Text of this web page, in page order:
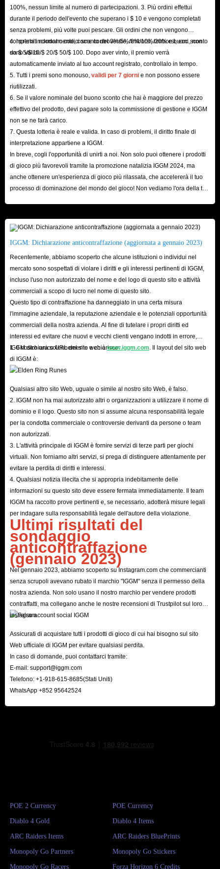
Naturalmente, comprendiamo perfettamente anche la tua impellente voglia
di premere subito sull'acceleratore. IGGM dispone di un vasto inventario di
account FH6 già pronti: che tu stia cercando un nuovo account Steam con
prepararlo per te in brevissimo tempo. Una volta confermata l'esattezza dei
tuoi dati, le informazioni relative all'account ti verranno recapitate via
email in un istante. Nel tempo che impieghi a gustarti una tazza di caffè,
potresti già essere sulla buona strada per diventare una leggenda di Forza
Infine, il team di assistenza clienti online di IGGM è sempre a tua
disposizione, 24 ore su 24, 7 giorni su 7. Che tu stia acquistando un
account Forza Horizon 6 per la prima volta o stia riscontrando problemi
tecnici durante la fase di accesso, siamo qui per offrirti soluzioni
professionali ed efficaci.
tua leggenda della velocità!
100%, nessun limite al numero di partecipazioni. 3. Più ordini effettui
durante il periodo dell'evento che superano i $ 10 e vengono completati
senza problemi, più volte puoi pescare. Gli ordini che non vengono
completati normalmente, come controversie, rimborsi, rimborsi, ecc., non
sono validi.
4. I premi includono codici sconto del 3%/5%/8%/10%/20% e buoni sconto
da $ 5/$ 10/$ 20/$ 50/$ 100. Dopo aver vinto, il premio verrà
automaticamente inviato al tuo account registrato, controllalo in tempo.
5. Tutti i premi sono monouso, validi per 7 giorni e non possono essere
riutilizzati.
6. Se il valore nominale del buono sconto che hai è maggiore del prezzo
effettivo del prodotto, devi pagare solo la commissione di gestione e IGGM
non se ne farà carico.
7. Questa lotteria è reale e valida. In caso di problemi, il diritto finale di
interpretazione appartiene a IGGM.
In breve, cogli l'opportunità di unirti a noi. Non solo puoi ottenere i prodotti
di gioco più favorevoli tramite la promozione natalizia IGGM 2024, ma
anche ottenere un'esperienza di gioco più rilassata, che accelererà il tuo
processo di dominazione del mondo del gioco! Non vediamo l'ora della tua
IGGM: Dichiarazione anticontraffazione (aggiornata a gennaio 2023)
Recentemente, abbiamo scoperto che alcune istituzioni o individui nel
mercato sono sospettati di violare i diritti e gli interessi pertinenti di IGGM,
incluso l'uso non autorizzato del nome e del logo di questo sito e attività
commerciali a scopo di lucro nel nome di questo sito.
Questo tipo di contraffazione ha danneggiato in una certa misura
l'immagine aziendale, la reputazione aziendale e le potenziali opportunità
commerciali della nostra azienda. Al fine di tutelare i propri diritti ed
interessi ed evitare che nuovi e vecchi clienti vengano indotti in errore,
IGGM dichiara solennemente e chiarisce:
1. Il nostro unico URL del sito web èwww.iggm.com . Il layout del sito web
di IGGM è:
Qualsiasi altro sito Web, uguale o simile al nostro sito Web, è falso.
2. IGGM non ha mai autorizzato altri o organizzazioni a utilizzare il nome di
dominio e il logo. Questo sito non si assume alcuna responsabilità legale
per la condotta commerciale o controversie derivanti da persone o team
non autorizzati.
3. L'attività principale di IGGM è fornire servizi di terze parti per giochi
virtuali. Non forniamo altri servizi, si prega di distinguere attentamente per
evitare la perdita di diritti e interessi.
4. Qualsiasi notizia illecita che si appropria indebitamente delle
informazioni su questo sito deve essere fermata immediatamente. Il team
IGGM ha raccolto prove pertinenti e, se necessario, adotterà misure legali
per indagare sulla responsabilità legale dell'autore della violazione.
Ultimi risultati del
sondaggio
anticontraffazione
(gennaio 2023)
Nel gennaio 2023, abbiamo scoperto su Instagram.com che commercianti
senza scrupoli avevano rubato il marchio "IGGM" senza il permesso della
nostra azienda. Non solo usano il nostro marchio per vendere prodotti
contraffatti, ma collegano anche le nostre recensioni di Trustpilot sul loro
instagram.
Assicurati di acquistare tutti i prodotti di gioco di cui hai bisogno sul sito
Web ufficiale di IGGM per evitare qualsiasi perdita.
In caso di domande, puoi contattarci tramite:
E-mail: support@iggm.com
Telefono: +1-918-615-8685(Stati Uniti)
WhatsApp +852 95642524
POE 2 Currency POE Currency
Diablo 4 Gold Diablo 4 Items
ARC Raiders Items ARC Raiders BluePrints
Monopoly Go Partners Monopoly Go Stickers
Monopoly Go Racers Forza Horizon 6 Credits